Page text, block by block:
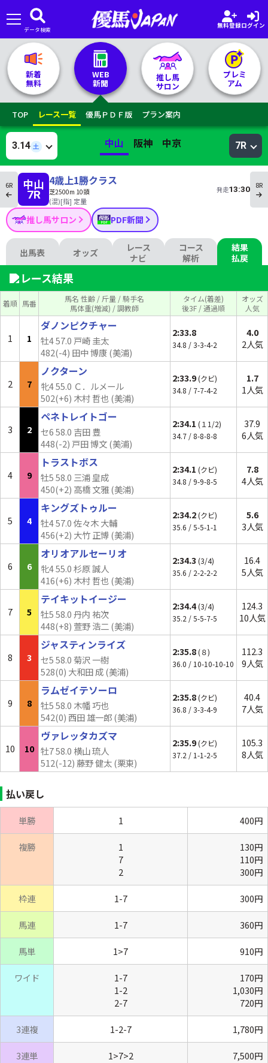
🏇 推し馬サロンTOP
レース一覧
記者&予想家
お気に入り
データ検索
無料登録ログイン
新着
無料
WEB
新聞
推し馬
サロン
プレミ
アム
TOP レース一覧 優馬ＰＤＦ版 プラン案内
3.14 土 中山 阪神 中京 7R
6R 中山
7R
4歳上1勝クラス
芝2500m 10頭
(混)[指] 定量
発走13:30 8R
推し馬サロン PDF新聞
出馬表 オッズ
レース
ナビ
コース
解析
結果
払戻
レース結果
着順 馬番
馬名 性齢 / 斤量 / 騎手名
馬体重(増減) / 調教師
タイム(着差)
後3F / 通過順
オッズ
人気
1 1
ダノンピクチャー
牡4 57.0 戸崎 圭太
482(-4) 田中 博康 (美浦)
2:33.8
34.8 / 3-3-4-2
4.0
2人気
2 7
ノクターン
牝4 55.0 Ｃ．ルメール
502(+6) 木村 哲也 (美浦)
2:33.9(クビ)
34.8 / 7-7-4-2
1.7
1人気
3 2
ペネトレイトゴー
セ6 58.0 吉田 豊
448(-2) 戸田 博文 (美浦)
2:34.1 (１1/2)
34.7 / 8-8-8-8
37.9
6人気
4 9
トラストボス
牡5 58.0 三浦 皇成
450(+2) 高橋 文雅 (美浦)
2:34.1 (クビ)
34.8 / 9-9-8-5
7.8
4人気
5 4
キングズトゥルー
牡4 57.0 佐々木 大輔
456(+2) 大竹 正博 (美浦)
2:34.2(クビ)
35.6 / 5-5-1-1
5.6
3人気
6 6
オリオアルセーリオ
牝4 55.0 杉原 誠人
416(+6) 木村 哲也 (美浦)
2:34.3(3/4)
35.6 / 2-2-2-2
16.4
5人気
7 5
テイキットイージー
牡5 58.0 丹内 祐次
448(+8) 萱野 浩二 (美浦)
2:34.4(3/4)
35.2 / 5-5-7-5
124.3
10人気
8 3
ジャスティンライズ
セ5 58.0 菊沢 一樹
528(0) 大和田 成 (美浦)
2:35.8(８)
36.0 / 10-10-10-10
112.3
9人気
9 8
ラムゼイテソーロ
牡5 58.0 木幡 巧也
542(0) 西田 雄一郎 (美浦)
2:35.8(クビ)
36.8 / 3-3-4-9
40.4
7人気
10 10
ヴァレッタカズマ
牡7 58.0 横山 琉人
512(-12) 藤野 健太 (栗東)
2:35.9(クビ)
37.2 / 1-1-2-5
105.3
8人気
払い戻し
単勝 1 400円
複勝
1
7
2
130円
110円
300円
枠連 1-7 300円
馬連 1-7 360円
馬単 1>7 910円
ワイド
1-7
1-2
2-7
170円
1,030円
720円
3連複 1-2-7 1,780円
3連単 1>7>2 7,500円